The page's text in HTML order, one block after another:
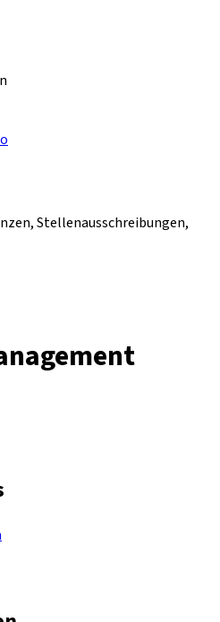
Stellenausschreibungen,